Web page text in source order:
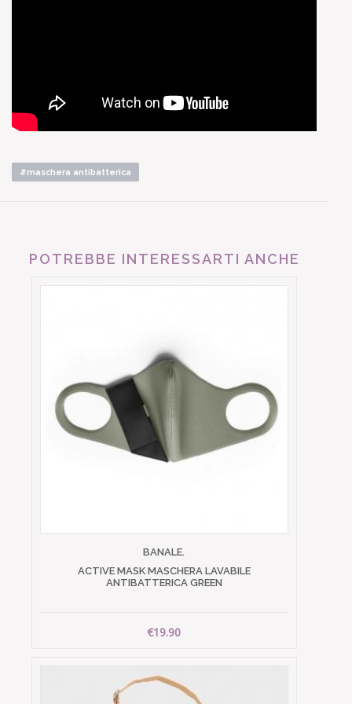
#maschera antibatterica
POTREBBE INTERESSARTI ANCHE
BANALE.
ACTIVE MASK MASCHERA LAVABILE
ANTIBATTERICA GREEN
€19.90